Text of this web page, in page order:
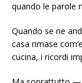
quando le parole
Quando se ne
casa rimase
cucina, i ricordi